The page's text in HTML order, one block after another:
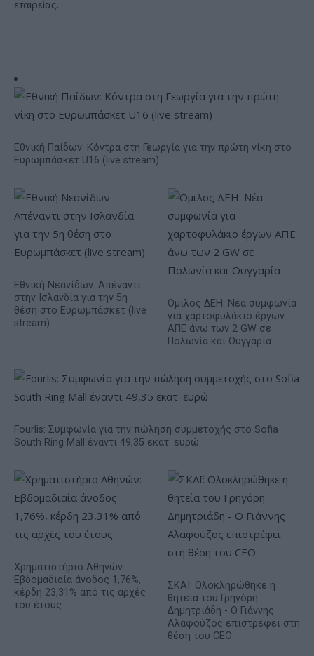
εταιρείας.
Εθνική Παίδων: Κόντρα στη Γεωργία για την πρώτη νίκη στο
Ευρωμπάσκετ U16 (live stream)
Εθνική Νεανίδων: Απέναντι
στην Ισλανδία για την 5η
θέση στο Ευρωμπάσκετ (live
stream)
Όμιλος ΔΕΗ: Νέα συμφωνία
για χαρτοφυλάκιο έργων
ΑΠΕ άνω των 2 GW σε
Πολωνία και Ουγγαρία
Fourlis: Συμφωνία για την πώληση συμμετοχής στο Sofia
South Ring Mall έναντι 49,35 εκατ. ευρώ
Χρηματιστήριο Αθηνών:
Εβδομαδιαία άνοδος 1,76%,
κέρδη 23,31% από τις αρχές
του έτους
ΣΚΑΪ: Ολοκληρώθηκε η
θητεία του Γρηγόρη
Δημητριάδη - Ο Γιάννης
Αλαφούζος επιστρέφει στη
θέση του CEO